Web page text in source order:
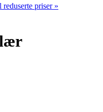
priser »